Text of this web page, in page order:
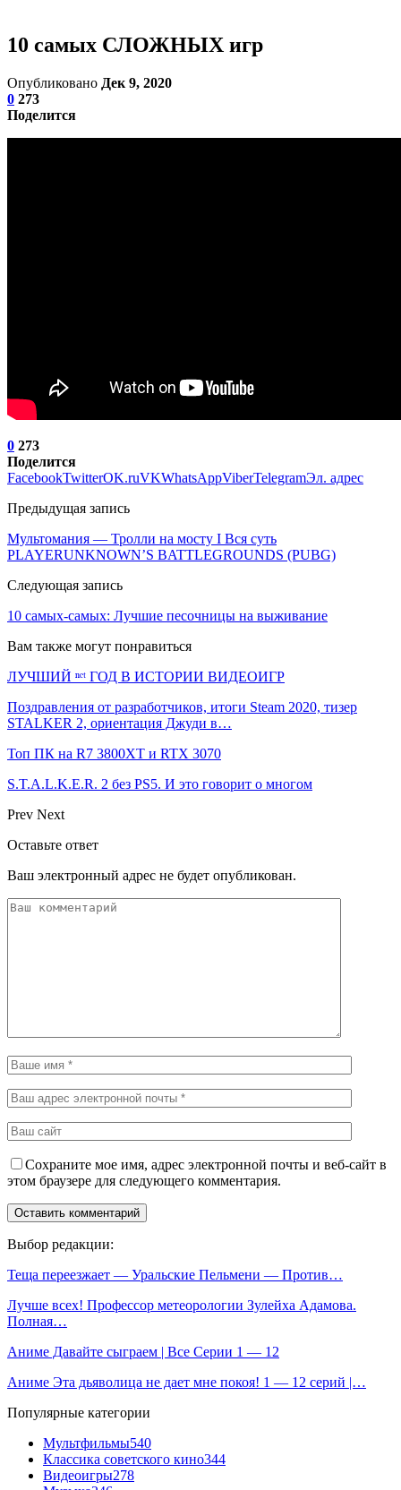
10 самых СЛОЖНЫХ игр
Опубликовано Дек 9, 2020
0 273
Поделится
0 273
Поделится
FacebookTwitterOK.ruVKWhatsAppViberTelegramЭл. адрес
Предыдущая запись
Мультомания — Тролли на мосту I Вся суть
PLAYERUNKNOWN’S BATTLEGROUNDS (PUBG)
Следующая запись
10 самых-самых: Лучшие песочницы на выживание
Вам также могут понравиться
ЛУЧШИЙ ⁿᵉᵗ ГОД В ИСТОРИИ ВИДЕОИГР
Поздравления от разработчиков, итоги Steam 2020, тизер
STALKER 2, ориентация Джуди в…
Топ ПК на R7 3800XT и RTX 3070
S.T.A.L.K.E.R. 2 без PS5. И это говорит о многом
Prev Next
Оставьте ответ
Ваш электронный адрес не будет опубликован.
Сохраните мое имя, адрес электронной почты и веб-сайт в
этом браузере для следующего комментария.
Выбор редакции:
Теща переезжает — Уральские Пельмени — Против…
Лучше всех! Профессор метеорологии Зулейха Адамова.
Полная…
Аниме Давайте сыграем | Все Серии 1 — 12
Аниме Эта дьяволица не дает мне покоя! 1 — 12 серий |…
Популярные категории
Мультфильмы540
Классика советского кино344
Видеоигры278